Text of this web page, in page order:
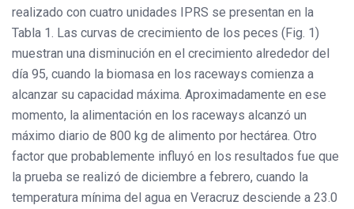
realizado con cuatro unidades IPRS se presentan en la
Tabla 1. Las curvas de crecimiento de los peces (Fig. 1)
muestran una disminución en el crecimiento alrededor del
día 95, cuando la biomasa en los raceways comienza a
alcanzar su capacidad máxima. Aproximadamente en ese
momento, la alimentación en los raceways alcanzó un
máximo diario de 800 kg de alimento por hectárea. Otro
factor que probablemente influyó en los resultados fue que
la prueba se realizó de diciembre a febrero, cuando la
temperatura mínima del agua en Veracruz desciende a 23.0